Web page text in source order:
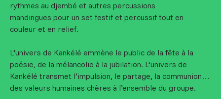
rythmes au djembé et autres percussions
mandingues pour un set festif et percussif tout en
couleur et en relief.
L’univers de Kankélé emmène le public de la fête à la
poésie, de la mélancolie à la jubilation. L’univers de
Kankélé transmet l’impulsion, le partage, la communion…
des valeurs humaines chères à l’ensemble du groupe.